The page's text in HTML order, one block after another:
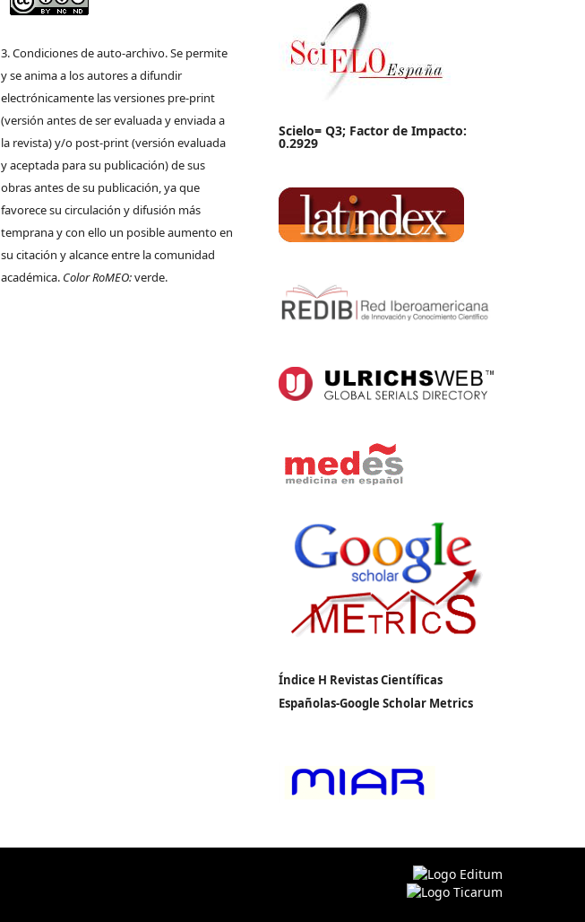
3. Condiciones de auto-archivo. Se permite
y se anima a los autores a difundir
electrónicamente las versiones pre-print
(versión antes de ser evaluada y enviada a
la revista) y/o post-print (versión evaluada
y aceptada para su publicación) de sus
obras antes de su publicación, ya que
favorece su circulación y difusión más
temprana y con ello un posible aumento en
su citación y alcance entre la comunidad
académica. Color RoMEO:verde.
Scielo= Q3; Factor de Impacto:
0.2929
Índice H Revistas Científicas
Españolas-Google Scholar Metrics